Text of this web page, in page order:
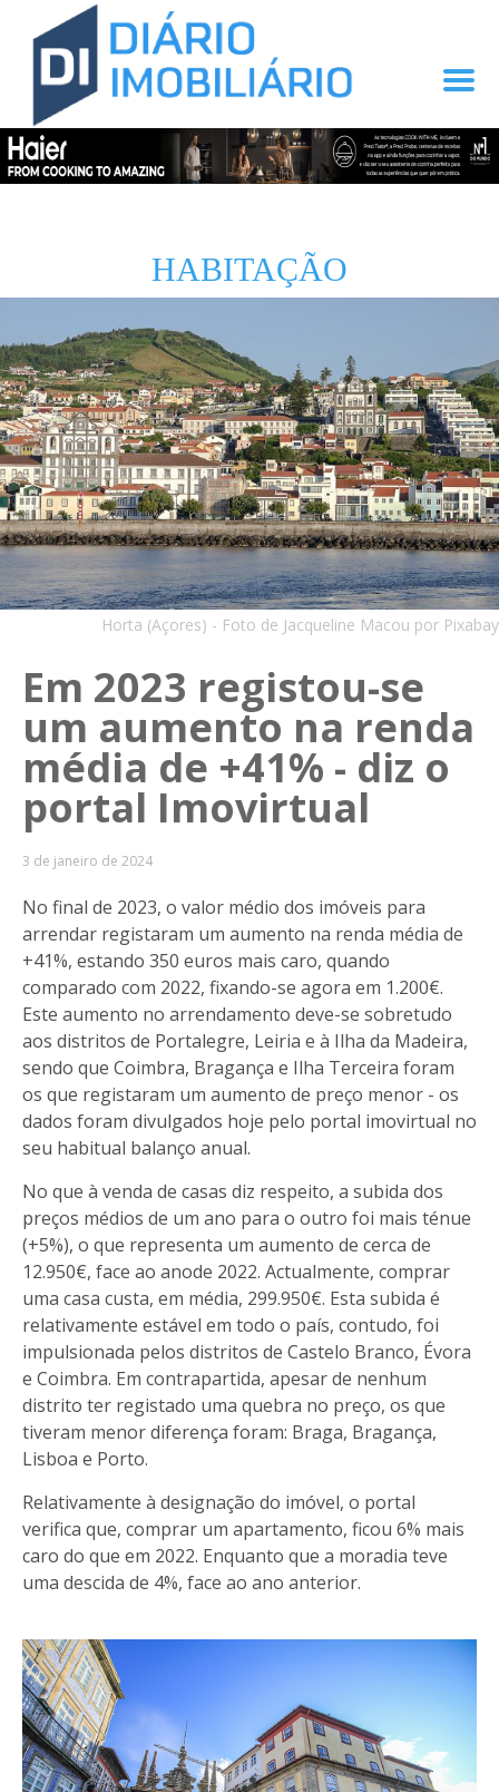
HABITAÇÃO
Horta (Açores) - Foto de Jacqueline Macou por Pixabay
Em 2023 registou-se
um aumento na renda
média de +41% - diz o
portal Imovirtual
3 de janeiro de 2024
No final de 2023, o valor médio dos imóveis para
arrendar registaram um aumento na renda média de
+41%, estando 350 euros mais caro, quando
comparado com 2022, fixando-se agora em 1.200€.
Este aumento no arrendamento deve-se sobretudo
aos distritos de Portalegre, Leiria e à Ilha da Madeira,
sendo que Coimbra, Bragança e Ilha Terceira foram
os que registaram um aumento de preço menor - os
dados foram divulgados hoje pelo portal imovirtual no
seu habitual balanço anual.
No que à venda de casas diz respeito, a subida dos
preços médios de um ano para o outro foi mais ténue
(+5%), o que representa um aumento de cerca de
12.950€, face ao anode 2022. Actualmente, comprar
uma casa custa, em média, 299.950€. Esta subida é
relativamente estável em todo o país, contudo, foi
impulsionada pelos distritos de Castelo Branco, Évora
e Coimbra. Em contrapartida, apesar de nenhum
distrito ter registado uma quebra no preço, os que
tiveram menor diferença foram: Braga, Bragança,
Lisboa e Porto.
Relativamente à designação do imóvel, o portal
verifica que, comprar um apartamento, ficou 6% mais
caro do que em 2022. Enquanto que a moradia teve
uma descida de 4%, face ao ano anterior.